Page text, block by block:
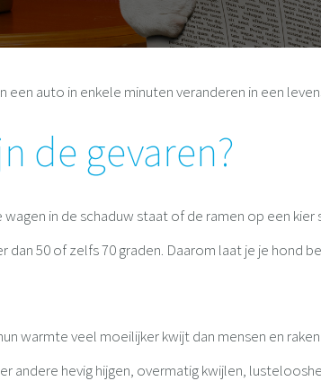
een auto in enkele minuten veranderen in een
de gevaren?
in de schaduw staat of de ramen op een
50 of zelfs 70 graden. Daarom laat je je hond
warmte veel moeilijker kwijt dan mensen en
andere hevig hijgen, overmatig kwijlen,